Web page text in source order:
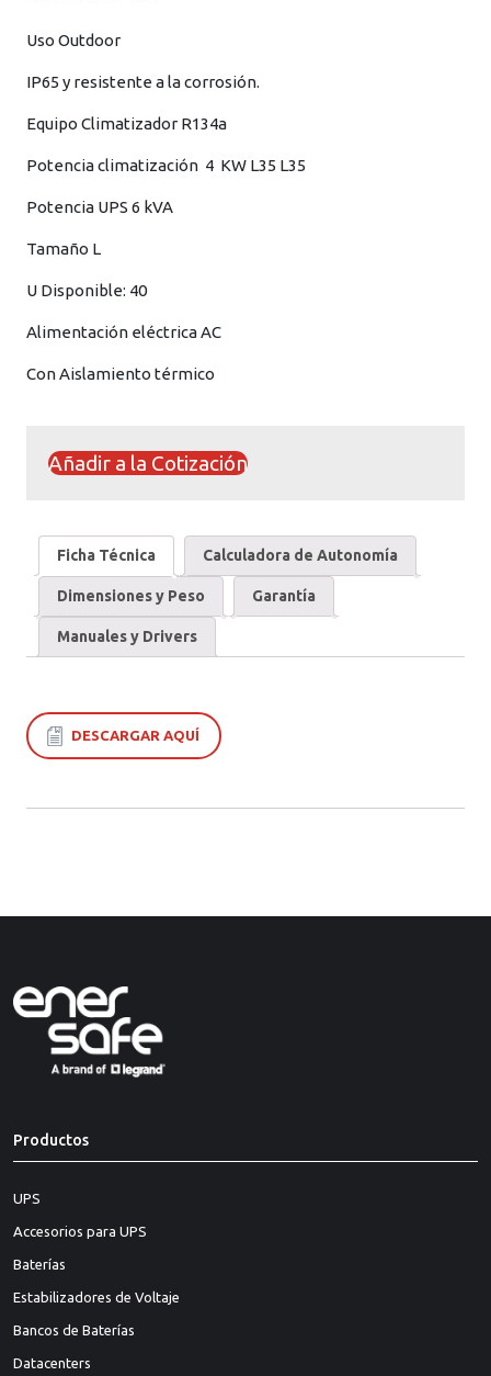
Uso Outdoor
IP65 y resistente a la corrosión.
Equipo Climatizador R134a
Potencia climatización 4 KW L35 L35
Potencia UPS 6 kVA
Tamaño L
U Disponible: 40
Alimentación eléctrica AC
Con Aislamiento térmico
Añadir a la Cotización
Ficha Técnica Calculadora de Autonomía
Dimensiones y Peso Garantía
Manuales y Drivers
DESCARGAR AQUÍ
Productos
UPS
Accesorios para UPS
Baterías
Estabilizadores de Voltaje
Bancos de Baterías
Datacenters